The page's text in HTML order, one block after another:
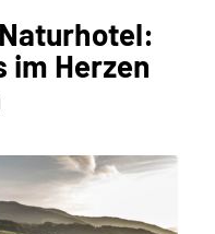
im Herzen